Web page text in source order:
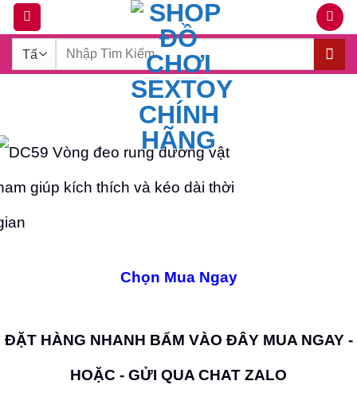
Bỏ
qua
dung
Tìm
Chọn Mua Ngay
ĐẶT HÀNG NHANH BẤM VÀO ĐÂY MUA NGAY -
HOẶC - GỬI QUA CHAT ZALO